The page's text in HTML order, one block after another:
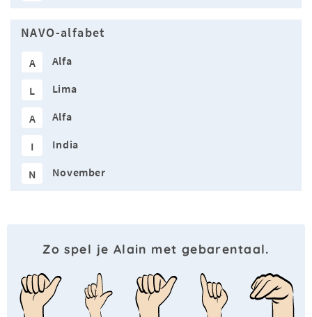
NAVO-alfabet
A Alfa
L Lima
A Alfa
I India
N November
Zo spel je Alain met gebarentaal.